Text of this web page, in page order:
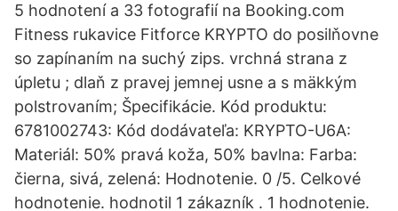
5 hodnotení a 33 fotografií na Booking.com
Fitness rukavice Fitforce KRYPTO do posilňovne
so zapínaním na suchý zips. vrchná strana z
úpletu ; dlaň z pravej jemnej usne a s mäkkým
polstrovaním; Špecifikácie. Kód produktu:
6781002743: Kód dodávateľa: KRYPTO-U6A:
Materiál: 50% pravá koža, 50% bavlna: Farba:
čierna, sivá, zelená: Hodnotenie. 0 /5. Celkové
hodnotenie. hodnotil 1 zákazník . 1 hodnotenie.